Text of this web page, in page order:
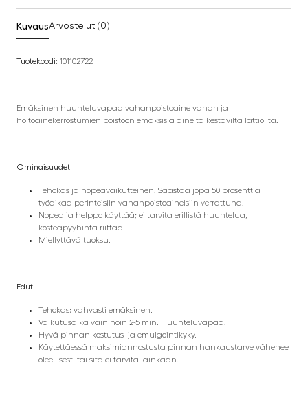
KuvausArvostelut (0)
Tuotekoodi: 101102722
Emäksinen huuhteluvapaa vahanpoistoaine vahan ja
hoitoainekerrostumien poistoon emäksisiä aineita kestäviltä lattioilta.
Ominaisuudet
Tehokas ja nopeavaikutteinen. Säästää jopa 50 prosenttia
työaikaa perinteisiin vahanpoistoaineisiin verrattuna.
Nopea ja helppo käyttää; ei tarvita erillistä huuhtelua,
kosteapyyhintä riittää.
Miellyttävä tuoksu.
Edut
Tehokas; vahvasti emäksinen.
Vaikutusaika vain noin 2-5 min. Huuhteluvapaa.
Hyvä pinnan kostutus- ja emulgointikyky.
Käytettäessä maksimiannostusta pinnan hankaustarve vähenee
oleellisesti tai sitä ei tarvita lainkaan.